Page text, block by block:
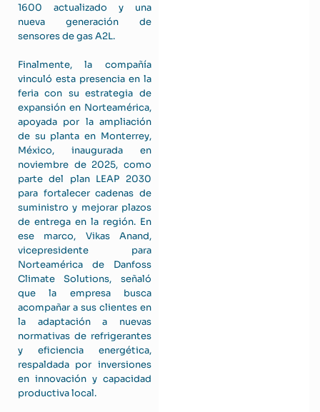
1600 actualizado y una
nueva generación de
sensores de gas A2L.
Finalmente, la compañía
vinculó esta presencia en la
feria con su estrategia de
expansión en Norteamérica,
apoyada por la ampliación
de su planta en Monterrey,
México, inaugurada en
noviembre de 2025, como
parte del plan LEAP 2030
para fortalecer cadenas de
suministro y mejorar plazos
de entrega en la región. En
ese marco, Vikas Anand,
vicepresidente para
Norteamérica de Danfoss
Climate Solutions, señaló
que la empresa busca
acompañar a sus clientes en
la adaptación a nuevas
normativas de refrigerantes
y eficiencia energética,
respaldada por inversiones
en innovación y capacidad
productiva local.